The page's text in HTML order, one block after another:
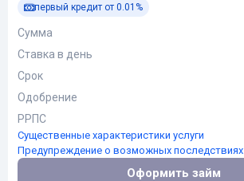
первый кредит от 0.01%
Сумма
Ставка в день
Срок
Одобрение
РРПС
Существенные характеристики услуги
Предупреждение о возможных последствиях
Оформить займ